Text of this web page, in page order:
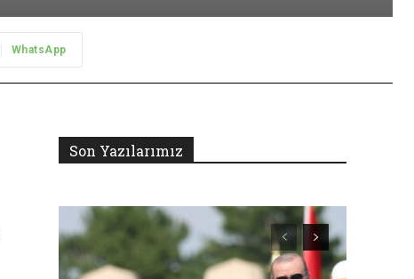
WhatsApp
Son Yazılarımız